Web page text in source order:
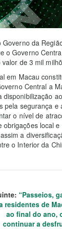
da
o Governo
de 3 mil
em Macau
Central a
pela segurança e
o nível de
local e
a
o Interior da
“Passeios,
residentes de
ao final do ano,
continuar a